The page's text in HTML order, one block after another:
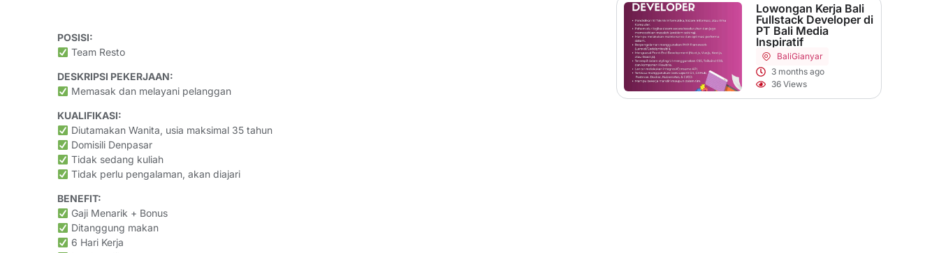
POSISI:
Team Resto
DESKRIPSI PEKERJAAN:
Memasak dan melayani pelanggan
KUALIFIKASI:
Diutamakan Wanita, usia maksimal 35 tahun
Domisili Denpasar
Tidak sedang kuliah
Tidak perlu pengalaman, akan diajari
BENEFIT:
Gaji Menarik + Bonus
Ditanggung makan
6 Hari Kerja
Lowongan Kerja Bali
Fullstack Developer di
PT Bali Media
Inspiratif
BaliGianyar
3 months ago
36 Views